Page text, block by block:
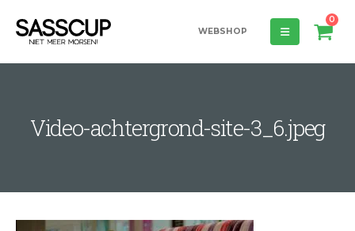
WEBSHOP
0
Video-achtergrond-site-3_6.jpeg